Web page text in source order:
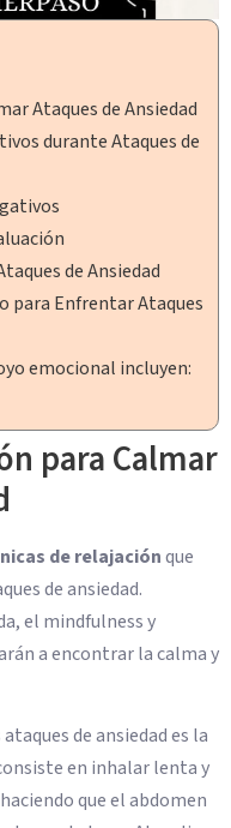
Ataques de Ansiedad
durante Ataques de
de Ansiedad
para Enfrentar Ataques
emocional incluyen:
para Calmar
de relajaciónque
de ansiedad.
el mindfulness y
a encontrar la calma y
de ansiedad es la
en inhalar lenta y
que el abdomen